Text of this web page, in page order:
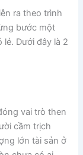
ra theo trình
bước một
Dưới đây là 2
vai trò then
cầm trịch
lớn tài sản ở